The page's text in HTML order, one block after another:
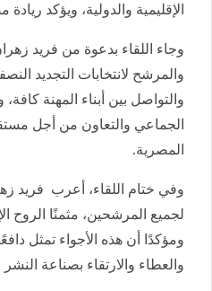
الإقليمية والدولية، ويؤكد
وجاء اللقاء بدعوة من فريد
والمرشح لانتخابات التجديد
والتواصل بين أبناء المهنة
الجماعي والتعاون من أجل
المصرية.
وفي ختام اللقاء، أعرب فريد
لجميع المرشحين، مثمنًا الروح
ومؤكدًا أن هذه الأجواء تمثل
والعطاء والارتقاء بصناعة